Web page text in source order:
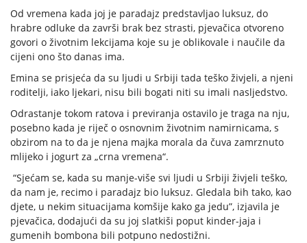
Od vremena kada joj je paradajz predstavljao luksuz, do
hrabre odluke da završi brak bez strasti, pjevačica otvoreno
govori o životnim lekcijama koje su je oblikovale i naučile da
cijeni ono što danas ima.
Emina se prisjeća da su ljudi u Srbiji tada teško živjeli, a njeni
roditelji, iako ljekari, nisu bili bogati niti su imali nasljedstvo.
Odrastanje tokom ratova i previranja ostavilo je traga na nju,
posebno kada je riječ o osnovnim životnim namirnicama, s
obzirom na to da je njena majka morala da čuva zamrznuto
mlijeko i jogurt za „crna vremena“.
“Sjećam se, kada su manje-više svi ljudi u Srbiji živjeli teško,
da nam je, recimo i paradajz bio luksuz. Gledala bih tako, kao
djete, u nekim situacijama komšije kako ga jedu”, izjavila je
pjevačica, dodajući da su joj slatkiši poput kinder-jaja i
gumenih bombona bili potpuno nedostižni.